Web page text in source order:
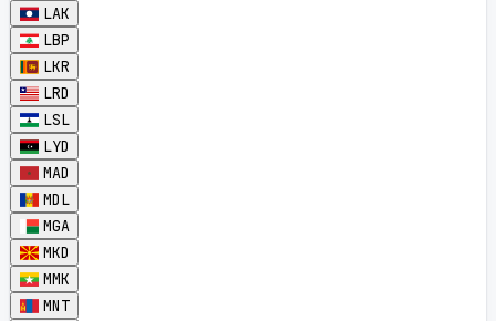
LAK
LBP
LKR
LRD
LSL
LYD
MAD
MDL
MGA
MKD
MMK
MNT